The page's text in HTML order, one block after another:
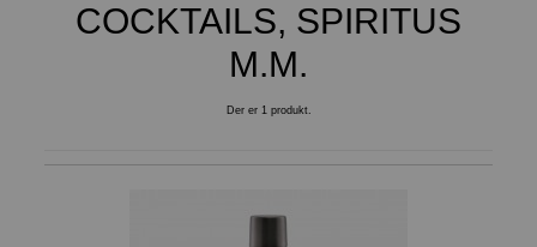
COCKTAILS, SPIRITUS
M.M.
Der er 1 produkt.